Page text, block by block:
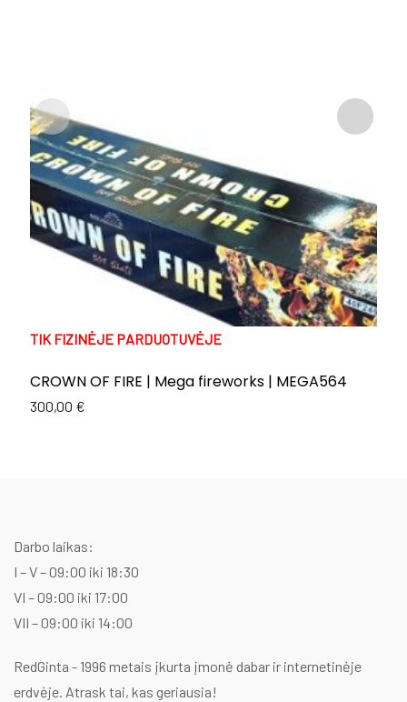
TIK FIZINĖJE PARDUOTUVĖJE
CROWN OF FIRE | Mega fireworks | MEGA564
300,00 €
Darbo laikas:
I – V – 09:00 iki 18:30
VI – 09:00 iki 17:00
VII – 09:00 iki 14:00
RedGinta - 1996 metais įkurta įmonė dabar ir internetinėje
erdvėje. Atrask tai, kas geriausia!